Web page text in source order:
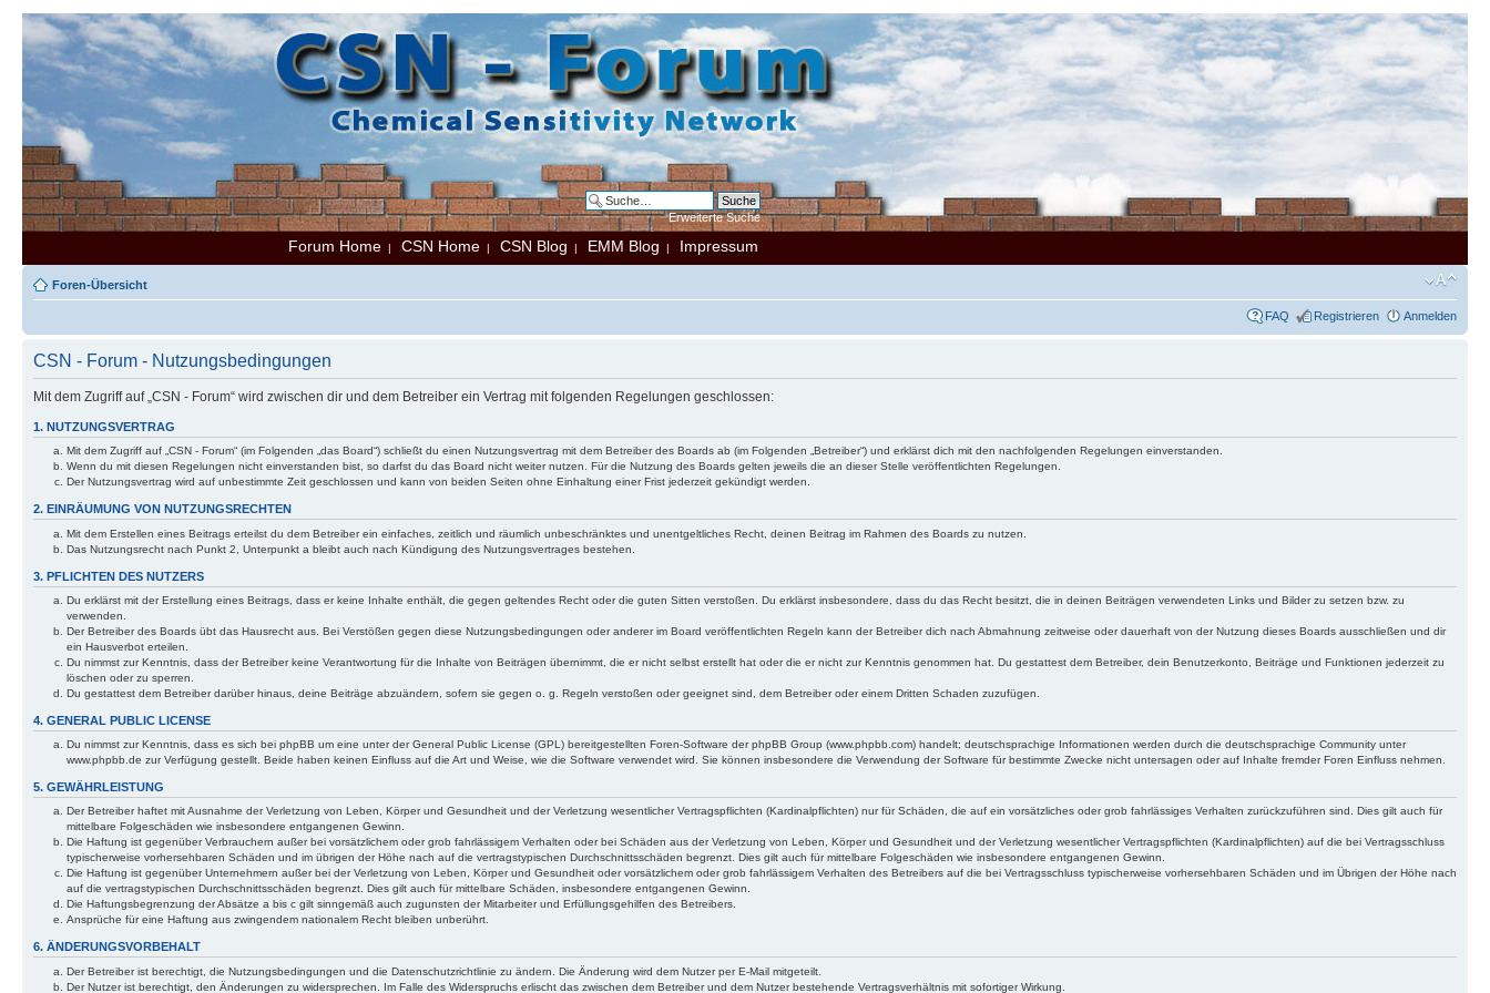
Erweiterte Suche
Forum Home | CSN Home | CSN Blog | EMM Blog | Impressum
Foren-Übersicht
FAQ Registrieren Anmelden
CSN - Forum - Nutzungsbedingungen
Mit dem Zugriff auf „CSN - Forum“ wird zwischen dir und dem Betreiber ein Vertrag mit folgenden Regelungen geschlossen:
1. NUTZUNGSVERTRAG
Mit dem Zugriff auf „CSN - Forum“ (im Folgenden „das Board“) schließt du einen Nutzungsvertrag mit dem Betreiber des Boards ab (im Folgenden „Betreiber“) und erklärst dich mit den nachfolgenden Regelungen einverstanden.
Wenn du mit diesen Regelungen nicht einverstanden bist, so darfst du das Board nicht weiter nutzen. Für die Nutzung des Boards gelten jeweils die an dieser Stelle veröffentlichten Regelungen.
Der Nutzungsvertrag wird auf unbestimmte Zeit geschlossen und kann von beiden Seiten ohne Einhaltung einer Frist jederzeit gekündigt werden.
2. EINRÄUMUNG VON NUTZUNGSRECHTEN
Mit dem Erstellen eines Beitrags erteilst du dem Betreiber ein einfaches, zeitlich und räumlich unbeschränktes und unentgeltliches Recht, deinen Beitrag im Rahmen des Boards zu nutzen.
Das Nutzungsrecht nach Punkt 2, Unterpunkt a bleibt auch nach Kündigung des Nutzungsvertrages bestehen.
3. PFLICHTEN DES NUTZERS
Du erklärst mit der Erstellung eines Beitrags, dass er keine Inhalte enthält, die gegen geltendes Recht oder die guten Sitten verstoßen. Du erklärst insbesondere, dass du das Recht besitzt, die in deinen Beiträgen verwendeten Links und Bilder zu setzen bzw. zu
verwenden.
Der Betreiber des Boards übt das Hausrecht aus. Bei Verstößen gegen diese Nutzungsbedingungen oder anderer im Board veröffentlichten Regeln kann der Betreiber dich nach Abmahnung zeitweise oder dauerhaft von der Nutzung dieses Boards ausschließen und dir
ein Hausverbot erteilen.
Du nimmst zur Kenntnis, dass der Betreiber keine Verantwortung für die Inhalte von Beiträgen übernimmt, die er nicht selbst erstellt hat oder die er nicht zur Kenntnis genommen hat. Du gestattest dem Betreiber, dein Benutzerkonto, Beiträge und Funktionen jederzeit zu
löschen oder zu sperren.
Du gestattest dem Betreiber darüber hinaus, deine Beiträge abzuändern, sofern sie gegen o. g. Regeln verstoßen oder geeignet sind, dem Betreiber oder einem Dritten Schaden zuzufügen.
4. GENERAL PUBLIC LICENSE
Du nimmst zur Kenntnis, dass es sich bei phpBB um eine unter der General Public License (GPL) bereitgestellten Foren-Software der phpBB Group (www.phpbb.com) handelt; deutschsprachige Informationen werden durch die deutschsprachige Community unter
www.phpbb.de zur Verfügung gestellt. Beide haben keinen Einfluss auf die Art und Weise, wie die Software verwendet wird. Sie können insbesondere die Verwendung der Software für bestimmte Zwecke nicht untersagen oder auf Inhalte fremder Foren Einfluss nehmen.
5. GEWÄHRLEISTUNG
Der Betreiber haftet mit Ausnahme der Verletzung von Leben, Körper und Gesundheit und der Verletzung wesentlicher Vertragspflichten (Kardinalpflichten) nur für Schäden, die auf ein vorsätzliches oder grob fahrlässiges Verhalten zurückzuführen sind. Dies gilt auch für
mittelbare Folgeschäden wie insbesondere entgangenen Gewinn.
Die Haftung ist gegenüber Verbrauchern außer bei vorsätzlichem oder grob fahrlässigem Verhalten oder bei Schäden aus der Verletzung von Leben, Körper und Gesundheit und der Verletzung wesentlicher Vertragspflichten (Kardinalpflichten) auf die bei Vertragsschluss
typischerweise vorhersehbaren Schäden und im übrigen der Höhe nach auf die vertragstypischen Durchschnittsschäden begrenzt. Dies gilt auch für mittelbare Folgeschäden wie insbesondere entgangenen Gewinn.
Die Haftung ist gegenüber Unternehmern außer bei der Verletzung von Leben, Körper und Gesundheit oder vorsätzlichem oder grob fahrlässigem Verhalten des Betreibers auf die bei Vertragsschluss typischerweise vorhersehbaren Schäden und im Übrigen der Höhe nach
auf die vertragstypischen Durchschnittsschäden begrenzt. Dies gilt auch für mittelbare Schäden, insbesondere entgangenen Gewinn.
Die Haftungsbegrenzung der Absätze a bis c gilt sinngemäß auch zugunsten der Mitarbeiter und Erfüllungsgehilfen des Betreibers.
Ansprüche für eine Haftung aus zwingendem nationalem Recht bleiben unberührt.
6. ÄNDERUNGSVORBEHALT
Der Betreiber ist berechtigt, die Nutzungsbedingungen und die Datenschutzrichtlinie zu ändern. Die Änderung wird dem Nutzer per E-Mail mitgeteilt.
Der Nutzer ist berechtigt, den Änderungen zu widersprechen. Im Falle des Widerspruchs erlischt das zwischen dem Betreiber und dem Nutzer bestehende Vertragsverhältnis mit sofortiger Wirkung.